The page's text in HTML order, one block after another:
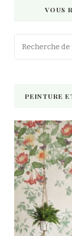
VOUS
PEINTURE